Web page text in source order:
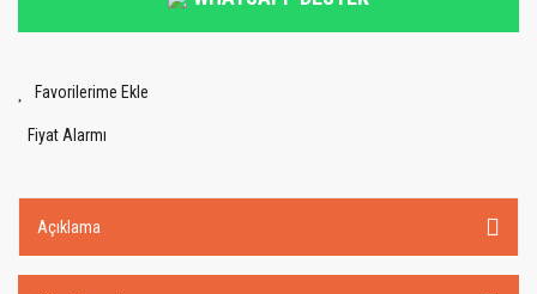
Fiyat Alarmı
Açıklama